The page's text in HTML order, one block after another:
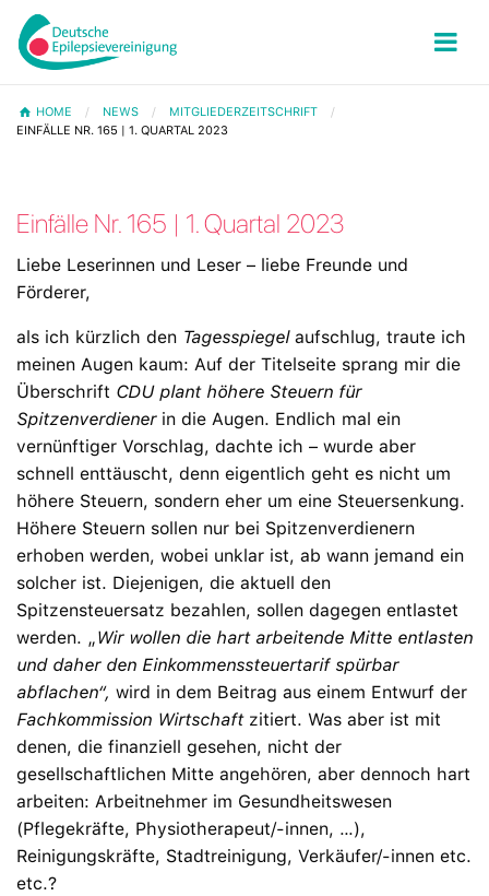
HOME NEWS
MITGLIEDERZEITSCHRIFT
EINFÄLLE NR. 165 | 1. QUARTAL 2023
Einfälle Nr. 165 | 1. Quartal 2023
Liebe Leserinnen und Leser – liebe Freunde und
Förderer,
als ich kürzlich den Tagesspiegelaufschlug, traute ich
meinen Augen kaum: Auf der Titelseite sprang mir die
Überschrift CDU plant höhere Steuern für
Spitzenverdienerin die Augen. Endlich mal ein
vernünftiger Vorschlag, dachte ich – wurde aber
schnell enttäuscht, denn eigentlich geht es nicht um
höhere Steuern, sondern eher um eine Steuersenkung.
Höhere Steuern sollen nur bei Spitzenverdienern
erhoben werden, wobei unklar ist, ab wann jemand ein
solcher ist. Diejenigen, die aktuell den
Spitzensteuersatz bezahlen, sollen dagegen entlastet
werden. „Wir wollen die hart arbeitende Mitte entlasten
und daher den Einkommenssteuertarif spürbar
abflachen“, wird in dem Beitrag aus einem Entwurf der
Fachkommission Wirtschaft zitiert. Was aber ist mit
denen, die finanziell gesehen, nicht der
gesellschaftlichen Mitte angehören, aber dennoch hart
arbeiten: Arbeitnehmer im Gesundheitswesen
(Pflegekräfte, Physiotherapeut/-innen, …),
Reinigungskräfte, Stadtreinigung, Verkäufer/-innen etc.
etc.?